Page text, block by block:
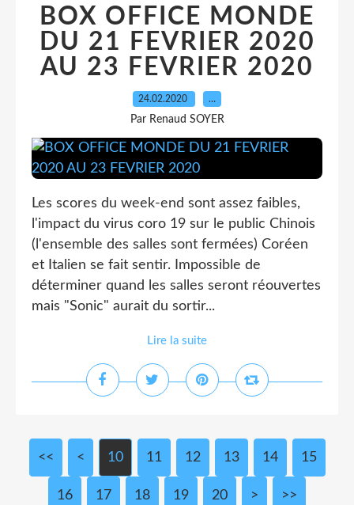
BOX OFFICE MONDE
DU 21 FEVRIER 2020
AU 23 FEVRIER 2020
24.02.2020 …
Par Renaud SOYER
Les scores du week-end sont assez faibles,
l'impact du virus coro 19 sur le public Chinois
(l'ensemble des salles sont fermées) Coréen
et Italien se fait sentir. Impossible de
déterminer quand les salles seront réouvertes
mais "Sonic" aurait du sortir...
Lire la suite
<< < 10 11 12 13 14 15
16 17 18 19 20 30
40
50
> >>